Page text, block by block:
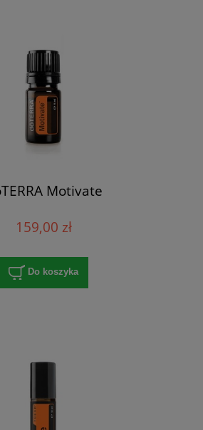
Motivate
159,00 zł
Do koszyka